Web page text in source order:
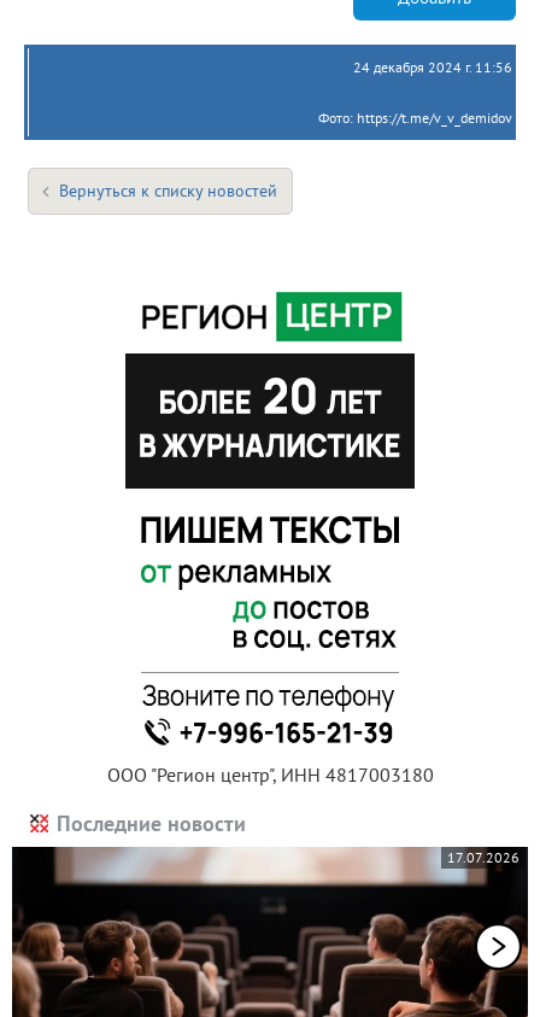
24 декабря 2024 г. 11:56
Фото: https://t.me/v_v_demidov
Вернуться к списку новостей
ООО "Регион центр", ИНН 4817003180
Последние новости
17.07.2026